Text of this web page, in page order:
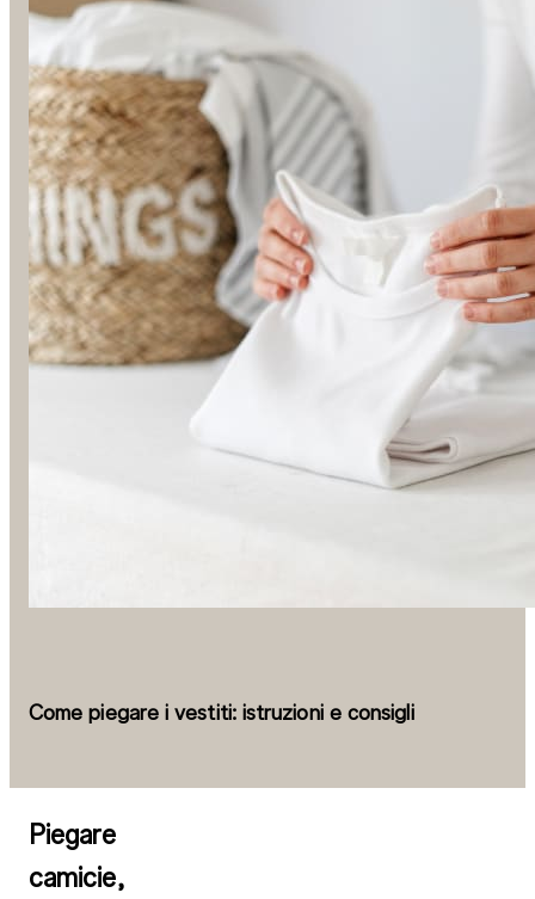
Come piegare i vestiti: istruzioni e consigli
Piegare
camicie,